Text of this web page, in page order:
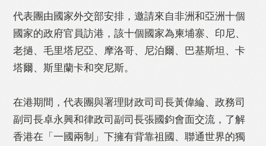
代表團由國家外交部安排，邀請來自非洲和亞洲十個
國家的政府官員訪港，該十個國家為柬埔寨、印尼、
老撾、毛里塔尼亞、摩洛哥、尼泊爾、巴基斯坦、卡
塔爾、斯里蘭卡和突尼斯。
在港期間，代表團與署理財政司司長黃偉綸、政務司
副司長卓永興和律政司副司長張國鈞會面交流，了解
香港在「一國兩制」下擁有背靠祖國、聯通世界的獨